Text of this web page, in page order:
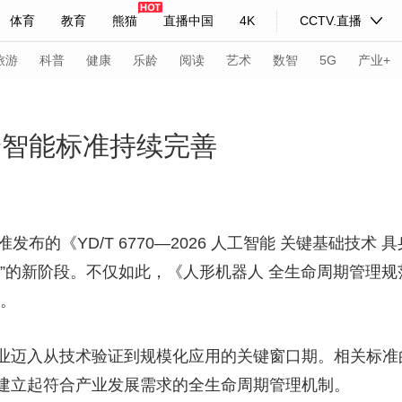
体育 教育 熊猫 直播中国 4K CCTV.直播
妙语 热解读 天天学习
持人 下载央视影音
游 科普 健康 乐龄 阅读 艺术 数智 5G 产业+
习式妙语 央视快评 央视网评 光华锐评 锋面
道 VR/AR 4K专区 全景新闻
入列
奥会 CBA NBA 中超 国足 国际足球 网球
体育江湖 文化体育 冰雪道路 足球道路
能标准持续完善
发布的《YD/T 6770—2026 人工智能 关键基础技术
的新阶段。不仅如此，《人形机器人 全生命周期管理
从技术验证到规模化应用的关键窗口期。相关标准
起符合产业发展需求的全生命周期管理机制。